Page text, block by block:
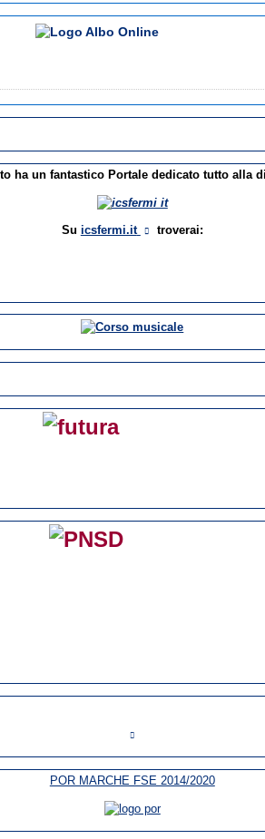
ha un fantastico Portale dedicato tutto alla
Su icsfermi.it
troverai:
POR MARCHE FSE 2014/2020